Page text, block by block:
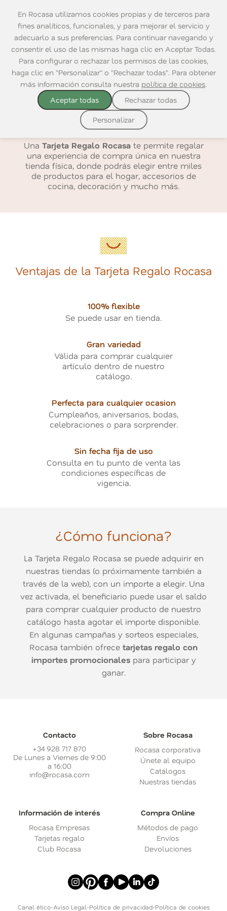
En Rocasa utilizamos cookies propias y de terceros para
fines analíticos, funcionales, y para mejorar el servicio y
adecuarlo a sus preferencias. Para continuar navegando y
consentir el uso de las mismas haga clic en Aceptar Todas.
Para configurar o rechazar los permisos de las cookies,
haga clic en "Personalizar" o "Rechazar todas". Para obtener
más información consulta nuestra política de cookies.
Aceptar todas
Rechazar todas
Personalizar
Tarjeta Regalo Rocasa
La idea perfecta para regalar
¿Buscas unregalo práctico, flexible y útil
para esa persona especial? LaTarjeta Regalo
es una opción ideal para sorprender
con libertad de elección.
Una Tarjeta Regalo Rocasate permite regalar
una experiencia de compra única en nuestra
tienda física, donde podrás elegir entre miles
de productos para el hogar, accesorios de
cocina, decoración y mucho más.
Ventajas de la Tarjeta Regalo Rocasa
100% flexible
Se puede usar en tienda.
Gran variedad
Válida para comprar cualquier
artículo dentro de nuestro
catálogo.
Perfecta para cualquier ocasion
Cumpleaños, aniversarios, bodas,
celebraciones o para sorprender.
Sin fecha fija de uso
Consulta en tu punto de venta las
condiciones específicas de
vigencia.
¿Cómo funciona?
La Tarjeta Regalo Rocasa se puede adquirir en
nuestras tiendas (o próximamente también a
través de la web), con un importe a elegir. Una
vez activada, el beneficiario puede usar el saldo
para comprar cualquier producto de nuestro
catálogo hasta agotar el importe disponible.
En algunas campañas y sorteos especiales,
Rocasa también ofrece tarjetas regalo con
importes promocionalespara participar y
ganar.
Contacto
+34 928 717 870
De Lunes a Viernes de 9:00
a 16:00
info@rocasa.com
Sobre Rocasa
Rocasa corporativa
Únete al equipo
Catálogos
Nuestras tiendas
Información de interés
Rocasa Empresas
Tarjetas regalo
Club Rocasa
Compra Online
Métodos de pago
Envíos
Devoluciones
Canal ético-Aviso Legal-Política de privacidad-Política de cookies